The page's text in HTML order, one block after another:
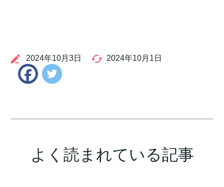
2024年10月3日 2024年10月1日
Facebook
よく読まれている記事